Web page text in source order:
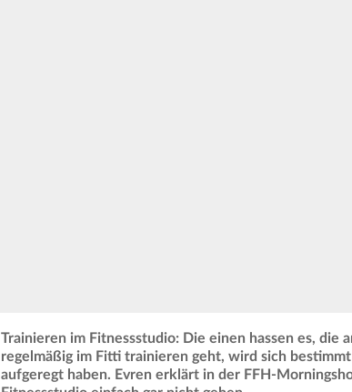
Trainieren im Fitnessstudio: Die einen hassen es, die
regelmäßig im Fitti trainieren geht, wird sich
aufgeregt haben. Evren erklärt in der FFH-